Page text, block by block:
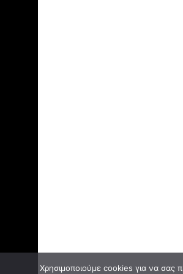
Χρησιμοποιούμε cookies για να σας